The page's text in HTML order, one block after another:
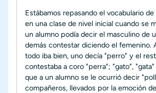
Estábamos repasando el vocabulario de
en una clase de nivel inicial cuando se
un alumno podía decir el masculino de
demás contestar diciendo el femenino.
todo iba bien, uno decía "perro" y el
contestaba a coro "perra"; "gato",
que a un alumno se le ocurrió decir
compañeros, llevados por la emoción